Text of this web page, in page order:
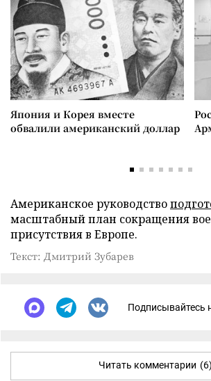
Япония и Корея вместе
обвалили американский доллар
Американское руководство
масштабный план сокращения
присутствия в Европе.
Текст: Дмитрий Зубарев
Подписывайтесь
Читать комментарии (6)